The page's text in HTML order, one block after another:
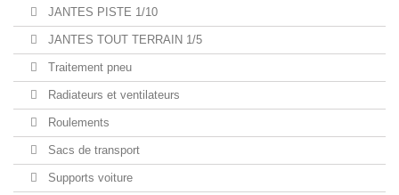
JANTES PISTE 1/10
JANTES TOUT TERRAIN 1/5
Traitement pneu
Radiateurs et ventilateurs
Roulements
Sacs de transport
Supports voiture